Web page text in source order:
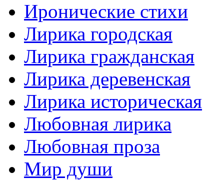
Иронические стихи
Лирика городская
Лирика гражданская
Лирика деревенская
Лирика историческая
Любовная лирика
Любовная проза
Мир души